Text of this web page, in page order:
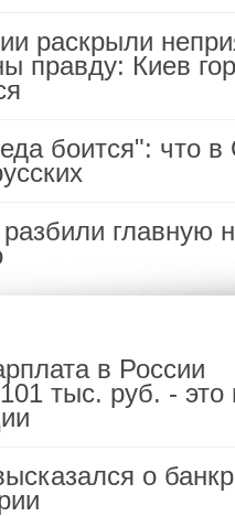
раскрыли
правду: Киев
боится": что в
главную
в России
тыс. руб. -
о